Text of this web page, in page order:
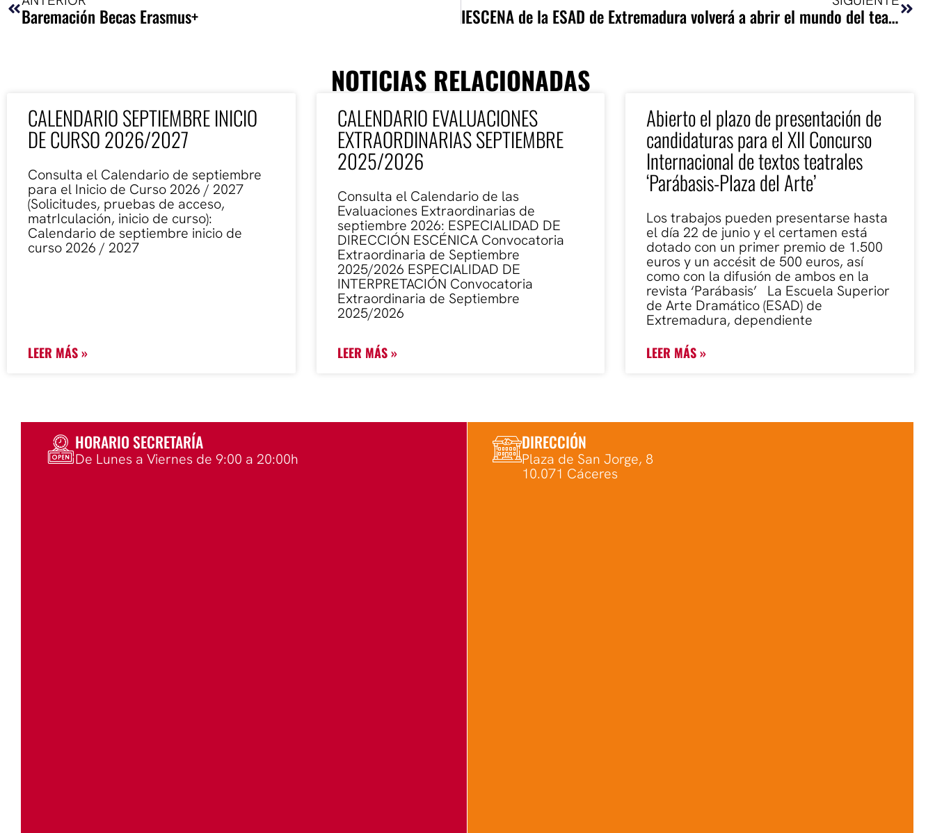
Baremación Becas Erasmus+ IESCENA de la ESAD de Extremadura volverá a abrir el mundo del teatro a cerca de 500 estudiantes de secundaria de toda Extremadura
NOTICIAS RELACIONADAS
CALENDARIO SEPTIEMBRE INICIO
DE CURSO 2026/2027
Consulta el Calendario de septiembre
para el Inicio de Curso 2026 / 2027
(Solicitudes, pruebas de acceso,
matrIculación, inicio de curso):
Calendario de septiembre inicio de
curso 2026 / 2027
LEER MÁS »
CALENDARIO EVALUACIONES
EXTRAORDINARIAS SEPTIEMBRE
2025/2026
Consulta el Calendario de las
Evaluaciones Extraordinarias de
septiembre 2026: ESPECIALIDAD DE
DIRECCIÓN ESCÉNICA Convocatoria
Extraordinaria de Septiembre
2025/2026 ESPECIALIDAD DE
INTERPRETACIÓN Convocatoria
Extraordinaria de Septiembre
2025/2026
LEER MÁS »
Abierto el plazo de presentación de
candidaturas para el XII Concurso
Internacional de textos teatrales
‘Parábasis-Plaza del Arte’
Los trabajos pueden presentarse hasta
el día 22 de junio y el certamen está
dotado con un primer premio de 1.500
euros y un accésit de 500 euros, así
como con la difusión de ambos en la
revista ‘Parábasis’ La Escuela Superior
de Arte Dramático (ESAD) de
Extremadura, dependiente
LEER MÁS »
HORARIO SECRETARÍA
De Lunes a Viernes de 9:00 a 20:00h
DIRECCIÓN
Plaza de San Jorge, 8
10.071 Cáceres